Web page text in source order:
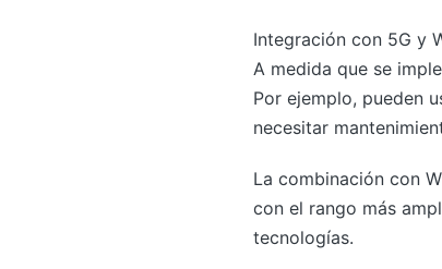
Integración con 5G y
A medida que se
Por ejemplo, pueden
necesitar
La combinación con
con el rango más
tecnologías.